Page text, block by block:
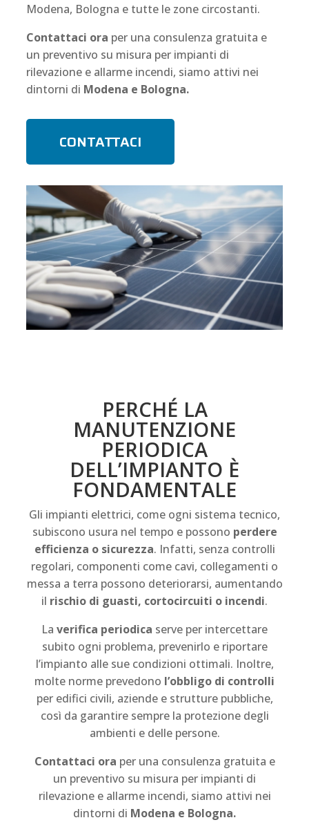
Modena, Bologna e tutte le zone circostanti.
Contattaci ora per una consulenza gratuita e
un preventivo su misura per impianti di
rilevazione e allarme incendi, siamo attivi nei
dintorni di Modena e Bologna.
CONTATTACI
PERCHÉ LA
MANUTENZIONE
PERIODICA
DELL’IMPIANTO È
FONDAMENTALE
Gli impianti elettrici, come ogni sistema tecnico,
subiscono usura nel tempo e possono perdere
efficienza o sicurezza. Infatti, senza controlli
regolari, componenti come cavi, collegamenti o
messa a terra possono deteriorarsi, aumentando
il rischio di guasti, cortocircuiti o incendi.
La verifica periodica serve per intercettare
subito ogni problema, prevenirlo e riportare
l’impianto alle sue condizioni ottimali. Inoltre,
molte norme prevedono l’obbligo di controlli
per edifici civili, aziende e strutture pubbliche,
così da garantire sempre la protezione degli
ambienti e delle persone.
Contattaci ora per una consulenza gratuita e
un preventivo su misura per impianti di
rilevazione e allarme incendi, siamo attivi nei
dintorni di Modena e Bologna.